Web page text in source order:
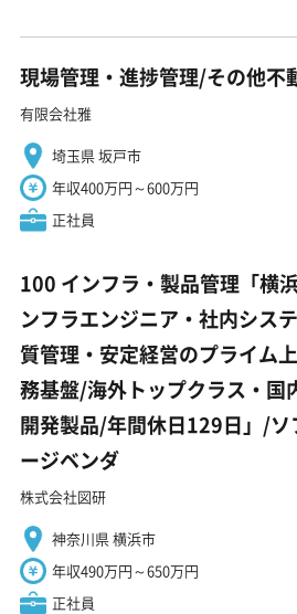
現場管理・進捗管理/その他不
有限会社雅
埼玉県 坂戸市
年収400万円～600万円
正社員
100 インフラ・製品管理「横
ンフラエンジニア・社内シス
質管理・安定経営のプライム
務基盤/海外トップクラス・国
開発製品/年間休日129日」/
ージベンダ
株式会社図研
神奈川県 横浜市
年収490万円～650万円
正社員